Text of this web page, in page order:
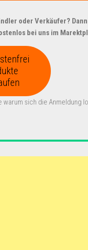
oder Verkäufer?
bei uns im
warum sich die Anmeldung